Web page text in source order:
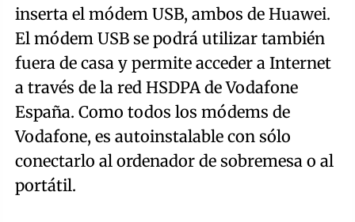
inserta el módem USB, ambos de Huawei.
El módem USB se podrá utilizar también
fuera de casa y permite acceder a Internet
a través de la red HSDPA de Vodafone
España. Como todos los módems de
Vodafone, es autoinstalable con sólo
conectarlo al ordenador de sobremesa o al
portátil.